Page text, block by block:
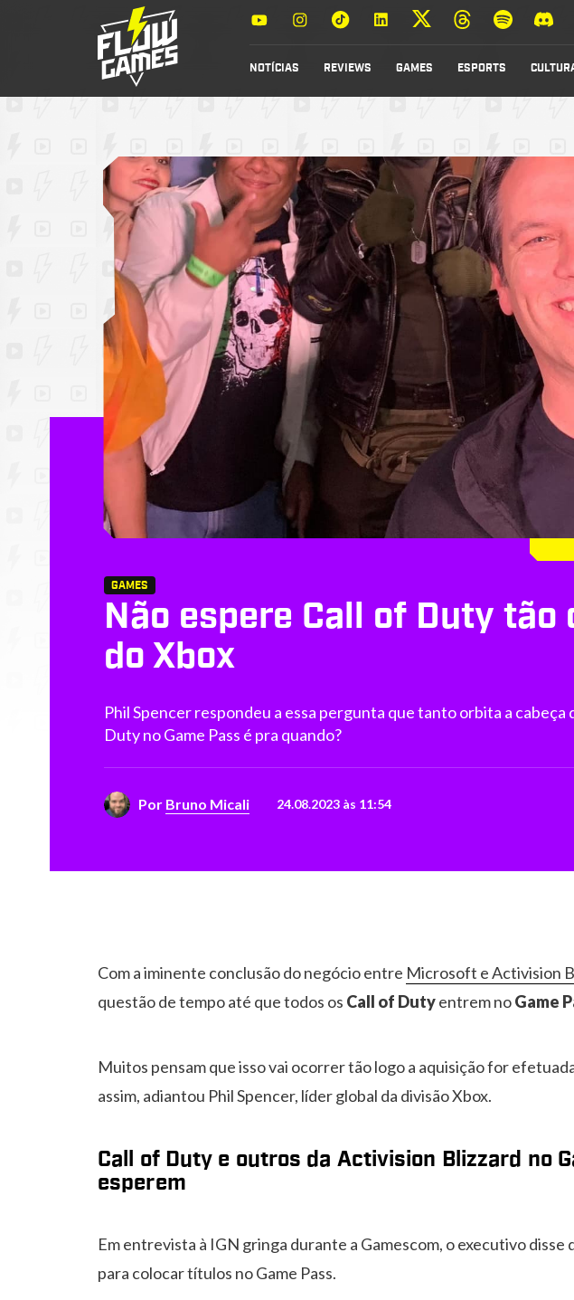
NOTÍCIAS REVIEWS GAMES ESPORTS
GAMES
Não espere Call of Duty tão
do Xbox
Phil Spencer respondeu a essa pergunta que tanto orbita a cabeça
Duty no Game Pass é pra quando?
Por Bruno Micali 24.08.2023 às 11:54
Com a iminente conclusão do negócio entre Microsoft e Activision
questão de tempo até que todos os Call of Dutyentrem noGame
Muitos pensam que isso vai ocorrer tão logo a aquisição for
assim, adiantou Phil Spencer, líder global da divisão Xbox.
Call of Duty e outros da Activision Blizzard no
esperem
Em entrevista à IGN gringa durante a Gamescom, o executivo disse
para colocar títulos no Game Pass.